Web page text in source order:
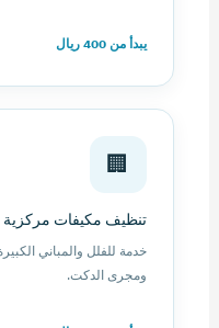
يبدأ من 400 ريال
🏢
تنظيف مكيفات مركزية
خدمة للفلل والمباني
ومجرى الدكت.